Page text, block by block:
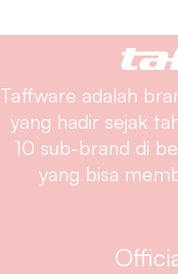
Taffware adalah
yang hadir sejak
10 sub-brand di
yang bisa